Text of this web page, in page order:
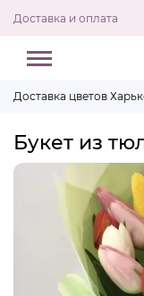
Доставка и оплата
Доставка цветов
Букет из